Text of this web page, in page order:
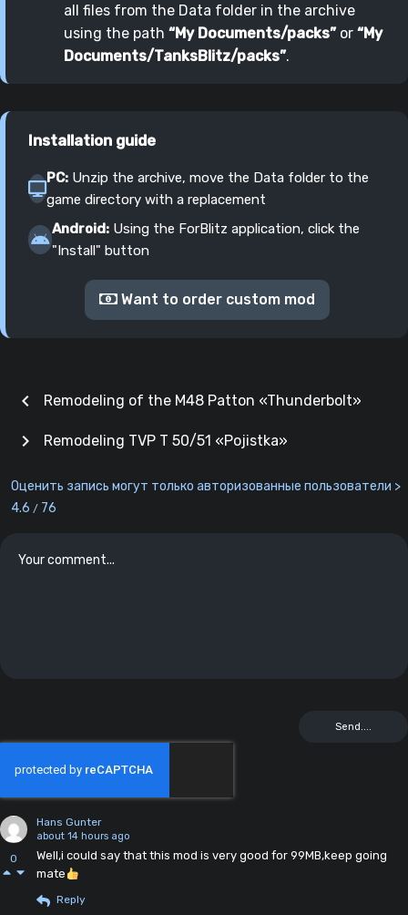
all files from the Data folder in the archive
using the path “My Documents/packs” or “My
Documents/TanksBlitz/packs”.
Installation guide
PC: Unzip the archive, move the Data folder to the
game directory with a replacement
Android: Using the ForBlitz application, click the
"Install" button
Want to order custom mod
chevron_left Remodeling of the M48 Patton «Thunderbolt»
Remodeling TVP T 50/51 «Pojistka»
chevron_right
Оценить запись могут только авторизованные пользователи >
4.6 / 76
0
Hans Gunter
about 14 hours ago
Well,i could say that this mod is very good for 99MB,keep going
mate
Reply